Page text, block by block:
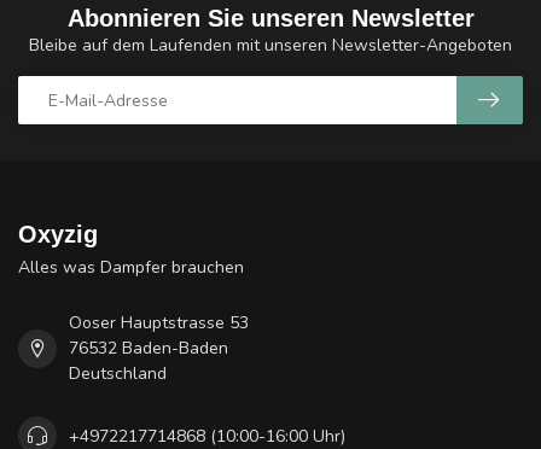
Abonnieren Sie unseren Newsletter
Bleibe auf dem Laufenden mit unseren Newsletter-Angeboten
Oxyzig
Alles was Dampfer brauchen
Ooser Hauptstrasse 53
76532 Baden-Baden
Deutschland
+4972217714868 (10:00-16:00 Uhr)